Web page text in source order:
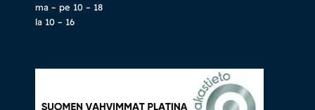
ma – pe 10 – 18
la 10 – 16